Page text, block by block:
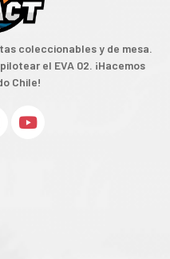
coleccionables y de mesa.
el EVA 02. ¡Hacemos
Chile!